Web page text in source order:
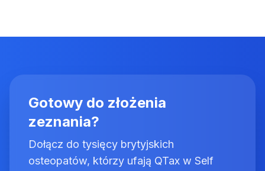
Gotowy do złożenia
zeznania?
Dołącz do tysięcy brytyjskich
osteopatów, którzy ufają QTax w Self